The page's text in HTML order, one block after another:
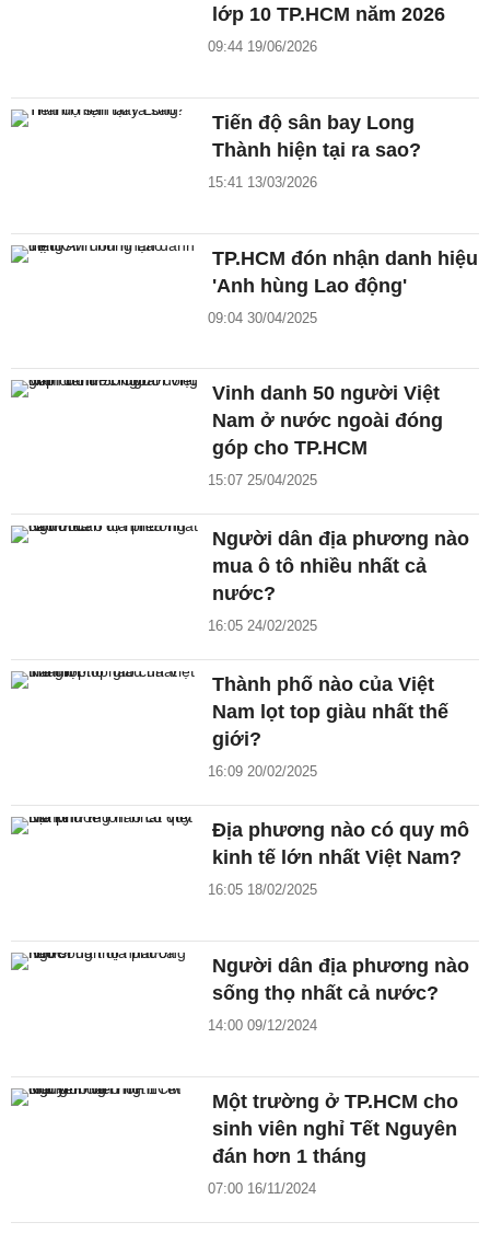
lớp 10 TP.HCM năm 2026
09:44 19/06/2026
Tiến độ sân bay Long
Thành hiện tại ra sao?
15:41 13/03/2026
TP.HCM đón nhận danh hiệu
'Anh hùng Lao động'
09:04 30/04/2025
Vinh danh 50 người Việt
Nam ở nước ngoài đóng
góp cho TP.HCM
15:07 25/04/2025
Người dân địa phương nào
mua ô tô nhiều nhất cả
nước?
16:05 24/02/2025
Thành phố nào của Việt
Nam lọt top giàu nhất thế
giới?
16:09 20/02/2025
Địa phương nào có quy mô
kinh tế lớn nhất Việt Nam?
16:05 18/02/2025
Người dân địa phương nào
sống thọ nhất cả nước?
14:00 09/12/2024
Một trường ở TP.HCM cho
sinh viên nghỉ Tết Nguyên
đán hơn 1 tháng
07:00 16/11/2024